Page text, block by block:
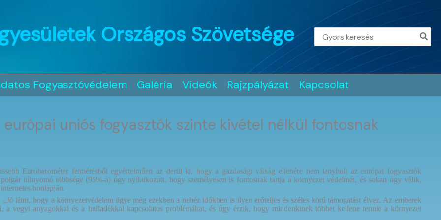
Országos Szövetsége
Search
for:
Fogyasztóvédelem Galéria Videók Rajzpályázat Kapcsolat
uniós fogyasztók szinte kivétel nélkül fontosnak
Eurobarométer felmérésből egyértelműen az derül ki, hogy a gazdasági válság ellenére nem lanyhult az európai fogyasztók
túlnyomó többsége (95%-a) úgy nyilatkozott, hogy személyesen is fontosnak tartja a környezet védelmét, és sokan úgy vélik,
honlapján.
„Jó látni, hogy a környezetvédelem ügye még ezekben a nehéz időkben is ilyen erőteljes és széles körű támogatást élvez. Az emberek
a vegyi anyagokkal és a hulladékkal kapcsolatos problémákat, és úgy érzik, hogy mindenkinek többet kellene tennie a környezet